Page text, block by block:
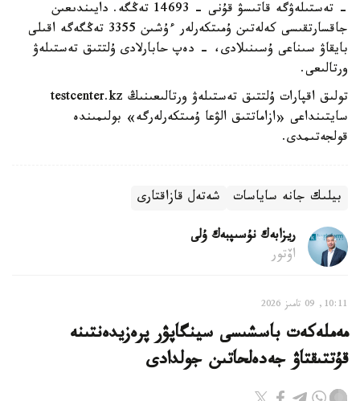
- تەستىلەۋگە قاتىسۋ قۇنى - 14693 تەڭگە. دايىندىعىن
جاقسارتقىسى كەلەتىن ۇمىتكەرلەر ءۇشىن 3355 تەڭگەگە اقىلى
بايقاۋ سىناعى ۇسىنىلادى، - دەپ حابارلادى ۇلتتىق تەستىلەۋ
ورتالىعى.
تولىق اقپارات ۇلتتىق تەستىلەۋ ورتالىعىنىڭ testcenter.kz
سايتىنداعى «ازاماتتىق الۋعا ۇمىتكەرلەرگە» بولىمىندە
قولجەتىمدى.
بيلىك جانە ساياسات شەتەل قازاقتارى
ريزابەك نۇسىپبەك ۇلى
اۆتور
10:11, 09 تامىز 2026
مەملەكەت باسشىسى سينگاپۋر پرەزيدەنتىنە
قۇتتىقتاۋ جەدەلحاتىن جولدادى